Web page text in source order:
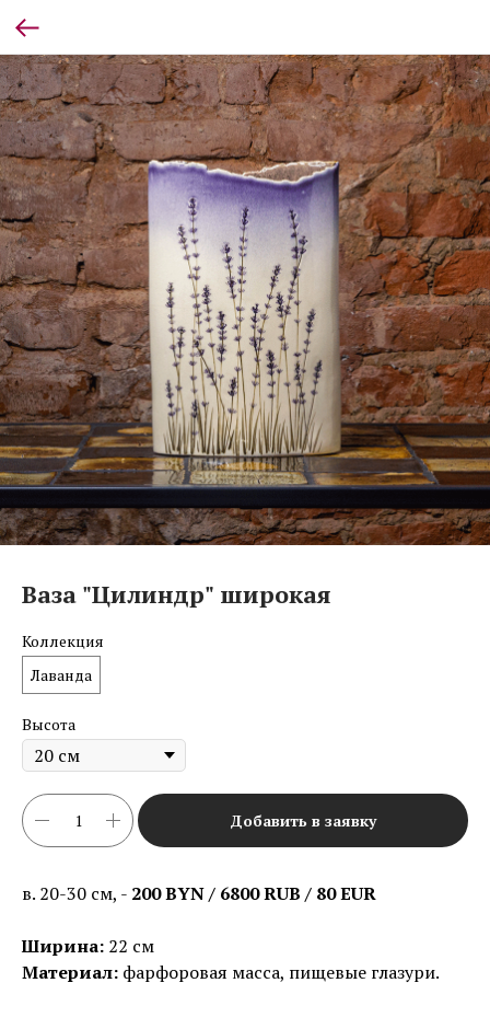
Ваза "Цилиндр" широкая
Коллекция
Лаванда
Высота
Добавить в заявку
в. 20-30 см, - 200 BYN / 6800 RUB / 80 EUR
Ширина: 22 см
Материал: фарфоровая масса, пищевые глазури.